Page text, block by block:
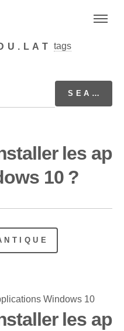
tags
les ap
10 ?
les ap